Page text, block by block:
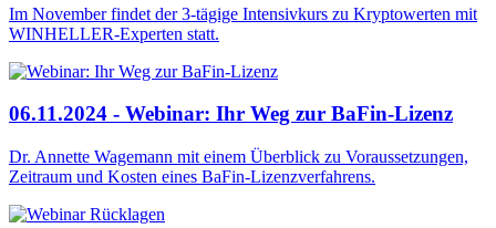
Im November findet der 3-tägige Intensivkurs zu Kryptowerten mit
WINHELLER-Experten statt.
06.11.2024 - Webinar: Ihr Weg zur BaFin-Lizenz
Dr. Annette Wagemann mit einem Überblick zu Voraussetzungen,
Zeitraum und Kosten eines BaFin-Lizenzverfahrens.